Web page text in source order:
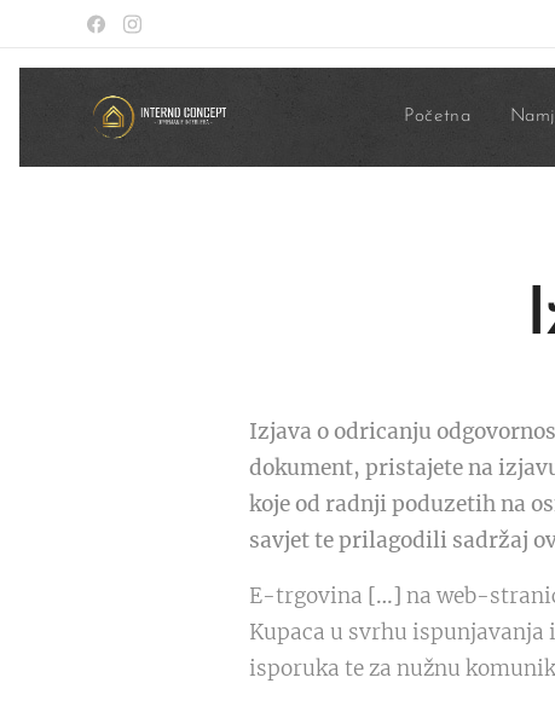
Početna
Izjava o odricanju
dokument, pristajete na
koje od radnji poduzetih na
savjet te prilagodili sadržaj
E-trgovina […] na web-
Kupaca u svrhu
isporuka te za nužnu